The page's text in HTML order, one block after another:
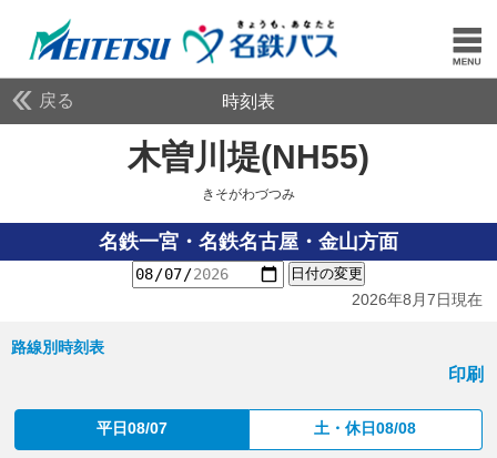
戻る 時刻表
木曽川堤(NH55)
きそがわづつみ
名鉄一宮・名鉄名古屋・金山方面
日付の変更
2026年8月7日現在
路線別時刻表
印刷
平日08/07 土・休日08/08